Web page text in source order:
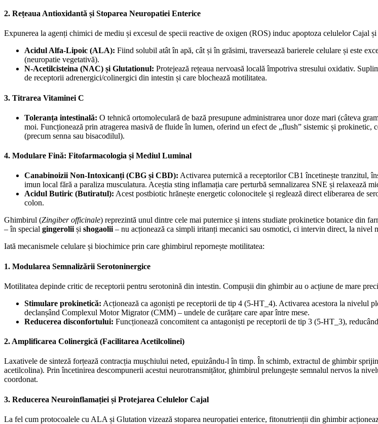
​2. Rețeaua Antioxidantă și Stoparea Neuropatiei Enterice
​Expunerea la agenți chimici de mediu și excesul de specii reactive de oxigen (ROS) induc apoptoza celulelor Cajal
Acidul Alfa-Lipoic (ALA): Fiind solubil atât în apă, cât și în grăsimi, traversează barierele celulare și este
(neuropatie vegetativă).
N-Acetilcisteina (NAC) și Glutationul: Protejează rețeaua nervoasă locală împotriva stresului oxidativ.
de receptorii adrenergici/colinergici din intestin și care blochează motilitatea.
​3. Titrarea Vitaminei C
Toleranța intestinală: O tehnică ortomoleculară de bază presupune administrarea unor doze mari (câteva
moi. Funcționează prin atragerea masivă de fluide în lumen, oferind un efect de „flush” sistemic și
(precum senna sau bisacodilul).
​4. Modulare Fină: Fitofarmacologia și Mediul Luminal
Canabinoizii Non-Intoxicanți (CBG și CBD): Activarea puternică a receptorilor CB1 încetinește tranzitul,
imun local fără a paraliza musculatura. Aceștia sting inflamația care perturbă semnalizarea SNE și relaxează
Acidul Butiric (Butiratul): Acest postbiotic hrănește energetic colonocitele și reglează direct eliberarea de
colon.
Ghimbirul (Zingiber officinale) reprezintă unul dintre cele mai puternice și intens studiate prokinetice botanice din
– în special gingeroliiși shogaolii– nu acționează ca simpli iritanți mecanici sau osmotici, ci intervin direct, la nivel
​Iată mecanismele celulare și biochimice prin care ghimbirul repornește motilitatea:
​1. Modularea Semnalizării Serotoninergice
​Motilitatea depinde critic de receptorii pentru serotonină din intestin. Compușii din ghimbir au o acțiune de mare
Stimulare prokinetică: Acționează ca agoniști pe receptorii de tip 4 (5-HT_4). Activarea acestora la nivelul
declanșând Complexul Motor Migrator (CMM) – undele de curățare care apar între mese.
Reducerea disconfortului: Funcționează concomitent ca antagoniști pe receptorii de tip 3 (5-HT_3),
​2. Amplificarea Colinergică (Facilitarea Acetilcolinei)
​Laxativele de sinteză forțează contracția mușchiului neted, epuizându-l în timp. În schimb, extractul de ghimbir
acetilcolina). Prin încetinirea descompunerii acestui neurotransmițător, ghimbirul prelungește semnalul nervos la
coordonat.
​3. Reducerea Neuroinflamației și Protejarea Celulelor Cajal
​La fel cum protocoalele cu ALA și Glutation vizează stoparea neuropatiei enterice, fitonutrienții din ghimbir